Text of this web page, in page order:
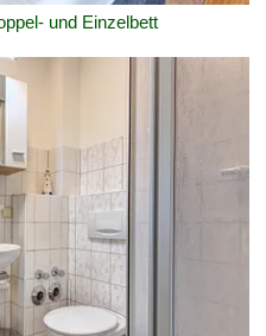
und Einzelbett